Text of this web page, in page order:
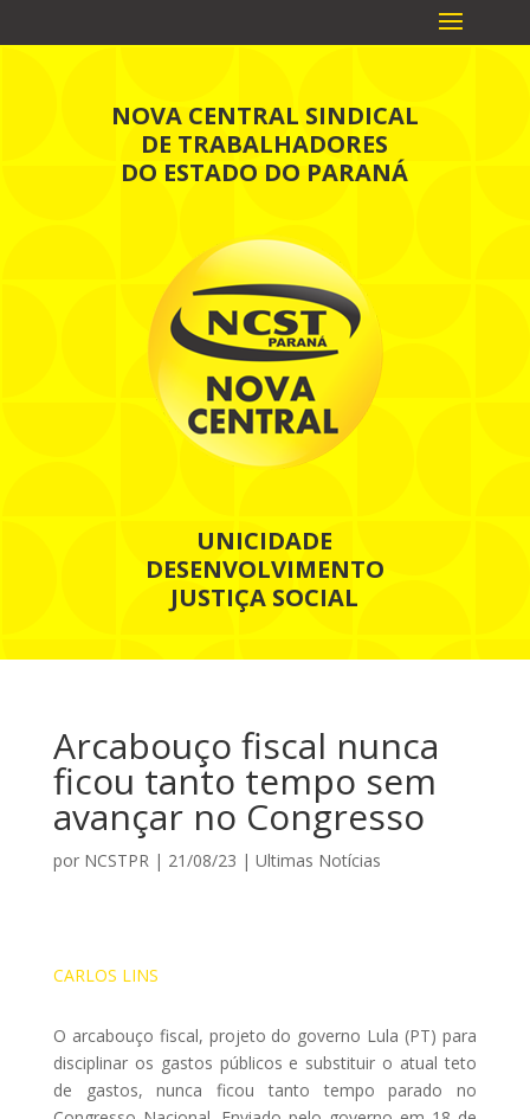
NOVA CENTRAL SINDICAL
DE TRABALHADORES
DO ESTADO DO PARANÁ
UNICIDADE
DESENVOLVIMENTO
JUSTIÇA SOCIAL
Arcabouço fiscal nunca
ficou tanto tempo sem
avançar no Congresso
por NCSTPR| 21/08/23 | Ultimas Notícias
CARLOS LINS
O arcabouço fiscal, projeto do governo Lula (PT) para
disciplinar os gastos públicos e substituir o atual teto
de gastos, nunca ficou tanto tempo parado no